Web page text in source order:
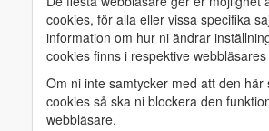
cookies, för alla eller vissa specifika
information om hur ni ändrar
cookies finns i respektive
Om ni inte samtycker med att den här
cookies så ska ni blockera den
webbläsare.